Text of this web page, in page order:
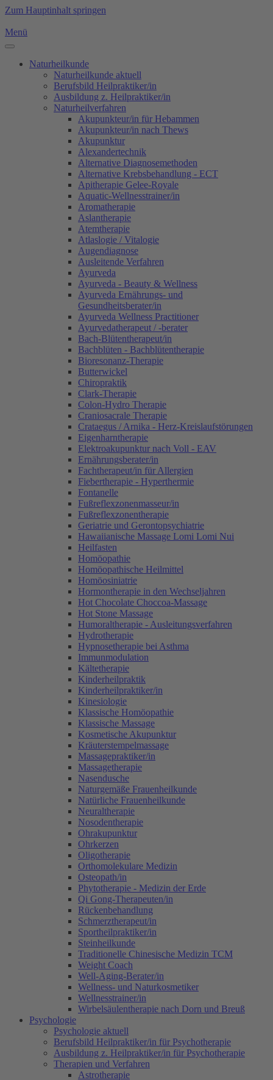
Zum Hauptinhalt springen
Menü
Naturheilkunde
Naturheilkunde aktuell
Berufsbild Heilpraktiker/in
Ausbildung z. Heilpraktiker/in
Naturheilverfahren
Akupunkteur/in für Hebammen
Akupunkteur/in nach Thews
Akupunktur
Alexandertechnik
Alternative Diagnosemethoden
Alternative Krebsbehandlung - ECT
Apitherapie Gelee-Royale
Aquatic-Wellnesstrainer/in
Aromatherapie
Aslantherapie
Atemtherapie
Atlaslogie / Vitalogie
Augendiagnose
Ausleitende Verfahren
Ayurveda
Ayurveda - Beauty & Wellness
Ayurveda Ernährungs- und
Gesundheitsberater/in
Ayurveda Wellness Practitioner
Ayurvedatherapeut / -berater
Bach-Blütentherapeut/in
Bachblüten - Bachblütentherapie
Bioresonanz-Therapie
Butterwickel
Chiropraktik
Clark-Therapie
Colon-Hydro Therapie
Craniosacrale Therapie
Crataegus / Arnika - Herz-Kreislaufstörungen
Eigenharntherapie
Elektroakupunktur nach Voll - EAV
Ernährungsberater/in
Fachtherapeut/in für Allergien
Fiebertherapie - Hyperthermie
Fontanelle
Fußreflexzonenmasseur/in
Fußreflexzonentherapie
Geriatrie und Gerontopsychiatrie
Hawaiianische Massage Lomi Lomi Nui
Heilfasten
Homöopathie
Homöopathische Heilmittel
Homöosiniatrie
Hormontherapie in den Wechseljahren
Hot Chocolate Choccoa-Massage
Hot Stone Massage
Humoraltherapie - Ausleitungsverfahren
Hydrotherapie
Hypnosetherapie bei Asthma
Immunmodulation
Kältetherapie
Kinderheilpraktik
Kinderheilpraktiker/in
Kinesiologie
Klassische Homöopathie
Klassische Massage
Kosmetische Akupunktur
Kräuterstempelmassage
Massagepraktiker/in
Massagetherapie
Nasendusche
Naturgemäße Frauenheilkunde
Natürliche Frauenheilkunde
Neuraltherapie
Nosodentherapie
Ohrakupunktur
Ohrkerzen
Oligotherapie
Orthomolekulare Medizin
Osteopath/in
Phytotherapie - Medizin der Erde
Qi Gong-Therapeuten/in
Rückenbehandlung
Schmerztherapeut/in
Sportheilpraktiker/in
Steinheilkunde
Traditionelle Chinesische Medizin TCM
Weight Coach
Well-Aging-Berater/in
Wellness- und Naturkosmetiker
Wellnesstrainer/in
Wirbelsäulentherapie nach Dorn und Breuß
Psychologie
Psychologie aktuell
Berufsbild Heilpraktiker/in für Psychotherapie
Ausbildung z. Heilpraktiker/in für Psychotherapie
Therapien und Verfahren
Astrotherapie